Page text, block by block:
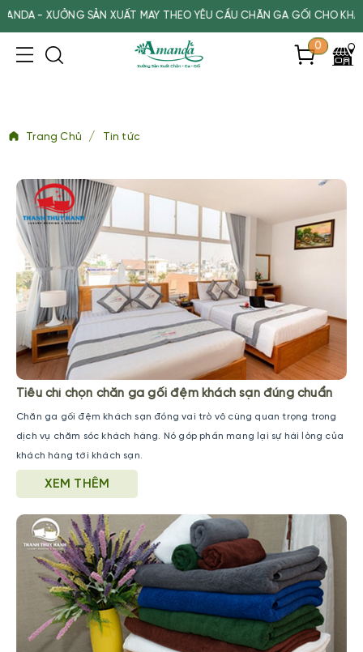
SẢN XUẤT MAY THEO YÊU CẦU CHĂN GA GỐI CHO KHÁCH SẠN,
0
Trang Chủ / Tin tức
Tiêu chí chọn chăn ga gối đệm khách sạn đúng chuẩn
Chăn ga gối đệm khách sạn đóng vai trò vô cùng quan trọng trong
dịch vụ chăm sóc khách hàng. Nó góp phần mang lại sự hài lòng của
khách hàng tới khách sạn.
XEM THÊM